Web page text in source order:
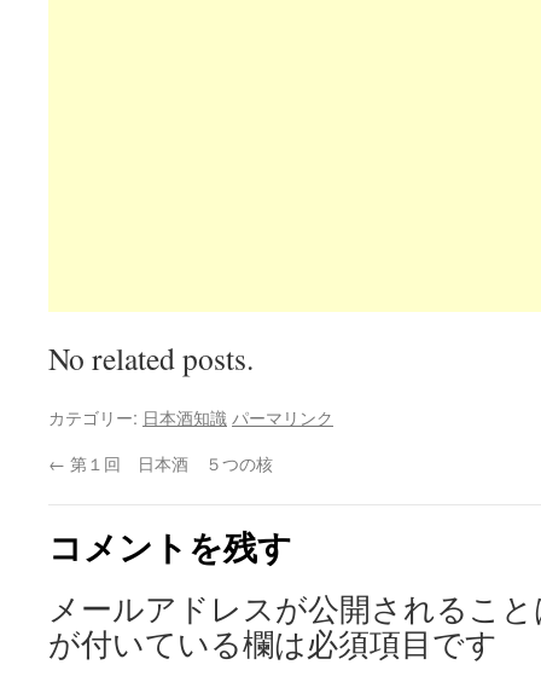
No related posts.
カテゴリー: 日本酒知識 パーマリンク
← 第１回 日本酒 ５つの核
コメントを残す
メールアドレスが公開されるこ
が付いている欄は必須項目です